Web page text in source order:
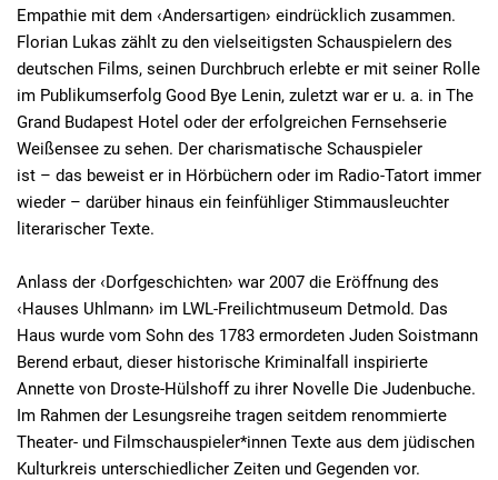
Empathie mit dem ‹Andersartigen› eindrücklich zusammen.
Florian Lukas zählt zu den vielseitigsten Schauspielern des
deutschen Films, seinen Durchbruch erlebte er mit seiner Rolle
im Publikumserfolg Good Bye Lenin, zuletzt war er u. a. in The
Grand Budapest Hotel oder der erfolgreichen Fernsehserie
Weißensee zu sehen. Der charismatische Schauspieler
ist – das beweist er in Hörbüchern oder im Radio-Tatort immer
wieder – darüber hinaus ein feinfühliger Stimmausleuchter
literarischer Texte.
Anlass der ‹Dorfgeschichten› war 2007 die Eröffnung des
‹Hauses Uhlmann› im LWL-Freilichtmuseum Detmold. Das
Haus wurde vom Sohn des 1783 ermordeten Juden Soistmann
Berend erbaut, dieser historische Kriminalfall inspirierte
Annette von Droste-Hülshoff zu ihrer Novelle Die Judenbuche.
Im Rahmen der Lesungsreihe tragen seitdem renommierte
Theater- und Filmschauspieler*innen Texte aus dem jüdischen
Kulturkreis unterschiedlicher Zeiten und Gegenden vor.